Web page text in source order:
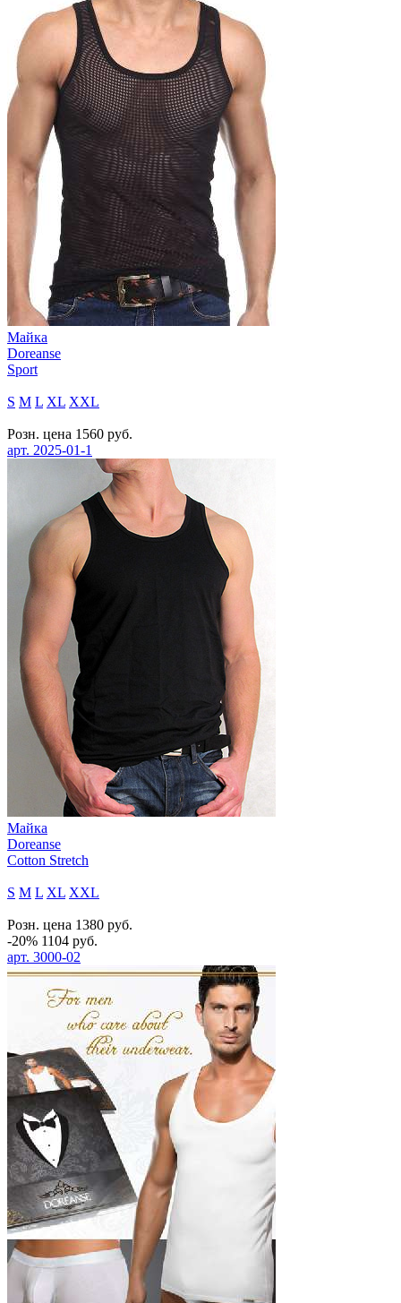
Майка
Doreanse
Sport
S M L XL XXL
Розн. цена 1560 руб.
арт. 2025-01-1
Майка
Doreanse
Cotton Stretch
S M L XL XXL
Розн. цена 1380 руб.
-20% 1104 руб.
арт. 3000-02